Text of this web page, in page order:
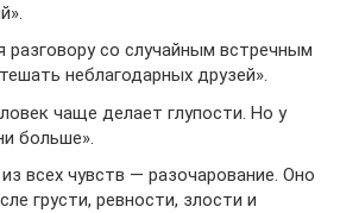
разговору со случайным встречным
неблагодарных друзей».
чаще делает глупости. Но у
больше».
всех чувств — разочарование. Оно
грусти, ревности, злости и